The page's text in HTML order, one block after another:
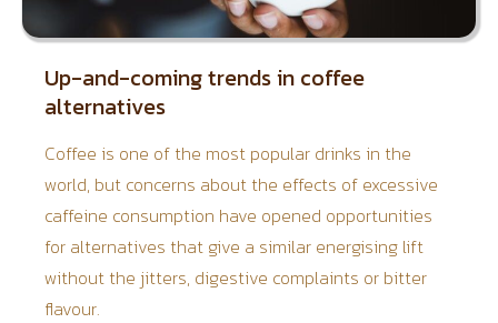
Up-and-coming trends in coffee
alternatives
Coffee is one of the most popular drinks in the
world, but concerns about the effects of excessive
caffeine consumption have opened opportunities
for alternatives that give a similar energising lift
without the jitters, digestive complaints or bitter
flavour.